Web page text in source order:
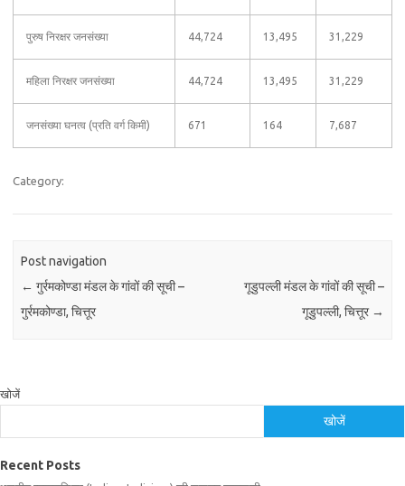
पुरुष निरक्षर जनसंख्या 44,724 13,495 31,229
महिला निरक्षर जनसंख्या 44,724 13,495 31,229
जनसंख्या घनत्व (प्रति वर्ग किमी) 671 164 7,687
Category:
Post navigation
← गुर्रमकोण्डा मंडल के गांवों की सूची –
गुर्रमकोण्डा, चित्तूर
गूडुपल्ली मंडल के गांवों की सूची –
गूडुपल्ली, चित्तूर →
खोजें
खोजें
Recent Posts